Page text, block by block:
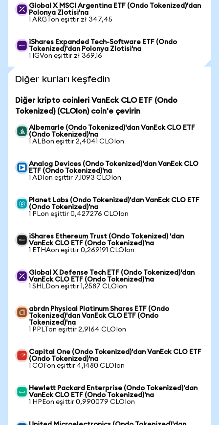
Global X MSCI Argentina ETF (Ondo Tokenized)'dan
Polonya Zlotisi'na
1 ARGTon eşittir zł 347,45
iShares Expanded Tech-Software ETF (Ondo
Tokenized)'dan Polonya Zlotisi'na
1 IGVon eşittir zł 369,16
Diğer kurları keşfedin
Diğer kripto coinleri VanEck CLO ETF (Ondo
Tokenized) (CLOIon) coin'e çevirin
Albemarle (Ondo Tokenized)'dan VanEck CLO ETF
(Ondo Tokenized)'na
1 ALBon eşittir 2,4041 CLOIon
Analog Devices (Ondo Tokenized)'dan VanEck CLO
ETF (Ondo Tokenized)'na
1 ADIon eşittir 7,1093 CLOIon
Planet Labs (Ondo Tokenized)'dan VanEck CLO ETF
(Ondo Tokenized)'na
1 PLon eşittir 0,427276 CLOIon
iShares Ethereum Trust (Ondo Tokenized) 'dan
VanEck CLO ETF (Ondo Tokenized)'na
1 ETHAon eşittir 0,269191 CLOIon
Global X Defense Tech ETF (Ondo Tokenized)'dan
VanEck CLO ETF (Ondo Tokenized)'na
1 SHLDon eşittir 1,2587 CLOIon
abrdn Physical Platinum Shares ETF (Ondo
Tokenized)'dan VanEck CLO ETF (Ondo
Tokenized)'na
1 PPLTon eşittir 2,9164 CLOIon
Capital One (Ondo Tokenized)'dan VanEck CLO ETF
(Ondo Tokenized)'na
1 COFon eşittir 4,1480 CLOIon
Hewlett Packard Enterprise (Ondo Tokenized)'dan
VanEck CLO ETF (Ondo Tokenized)'na
1 HPEon eşittir 0,990079 CLOIon